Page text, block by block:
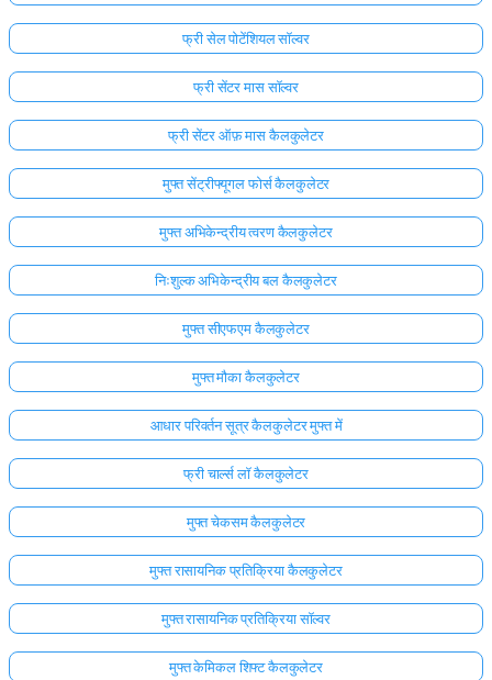
फ्री सेल पोटेंशियल सॉल्वर
फ्री सेंटर मास सॉल्वर
फ्री सेंटर ऑफ़ मास कैलकुलेटर
मुफ्त सेंट्रीफ्यूगल फोर्स कैलकुलेटर
मुफ्त अभिकेन्द्रीय त्वरण कैलकुलेटर
निःशुल्क अभिकेन्द्रीय बल कैलकुलेटर
मुफ्त सीएफएम कैलकुलेटर
मुफ्त मौका कैलकुलेटर
आधार परिवर्तन सूत्र कैलकुलेटर मुफ्त में
फ्री चार्ल्स लॉ कैलकुलेटर
मुफ्त चेकसम कैलकुलेटर
मुफ्त रासायनिक प्रतिक्रिया कैलकुलेटर
मुफ्त रासायनिक प्रतिक्रिया सॉल्वर
मुफ्त केमिकल शिफ्ट कैलकुलेटर